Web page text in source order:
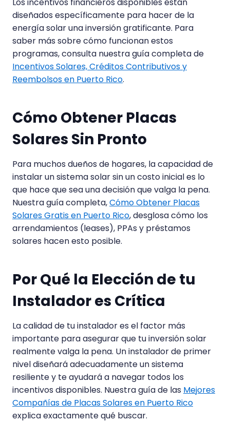
diseñados específicamente para hacer de la
energía solar una inversión gratificante. Para
saber más sobre cómo funcionan estos
programas, consulta nuestra guía completa de
Incentivos Solares, Créditos Contributivos y
Reembolsos en Puerto Rico.
Cómo Obtener Placas
Solares Sin Pronto
Para muchos dueños de hogares, la capacidad de
instalar un sistema solar sin un costo inicial es lo
que hace que sea una decisión que valga la pena.
Nuestra guía completa,Cómo Obtener Placas
Solares Gratis en Puerto Rico, desglosa cómo los
arrendamientos (leases), PPAs y préstamos
solares hacen esto posible.
Por Qué la Elección de tu
Instalador es Crítica
La calidad de tu instalador es el factor más
importante para asegurar que tu inversión solar
realmente valga la pena. Un instalador de primer
nivel diseñará adecuadamente un sistema
resiliente y te ayudará a navegar todos los
incentivos disponibles. Nuestra guía de las Mejores
Compañías de Placas Solares en Puerto Rico
explica exactamente qué buscar.